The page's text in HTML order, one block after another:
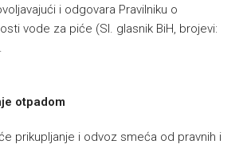
i odgovara Pravilniku o
vode za piće (Sl. glasnik BiH, brojevi:
otpadom
prikupljanje i odvoz smeća od pravnih i